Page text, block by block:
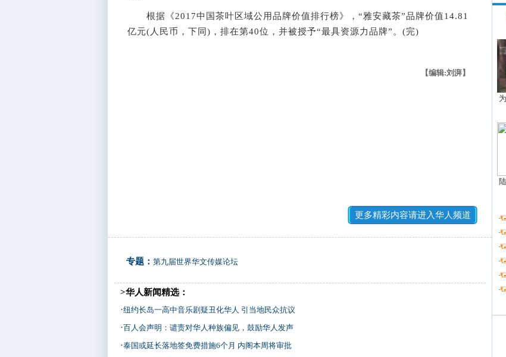
根据《2017中国茶叶区域公用品牌价值排行榜》，“雅安藏茶”品牌价值14.81
亿元(人民币，下同)，排在第40位，并被授予“最具资源力品牌”。(完)
【编辑:刘湃】
更多精彩内容请进入华人频道
专题： 第九届世界华文传媒论坛
>华人新闻精选：
·纽约长岛一高中音乐剧疑丑化华人 引当地民众抗议
·百人会声明：谴责对华人种族偏见，鼓励华人发声
·泰国或延长落地签免费措施6个月 内阁本周将审批
·
·
·
·
·
·